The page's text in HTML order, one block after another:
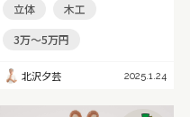
立体
木工
3万～5万円
北沢夕芸 2025.1.24